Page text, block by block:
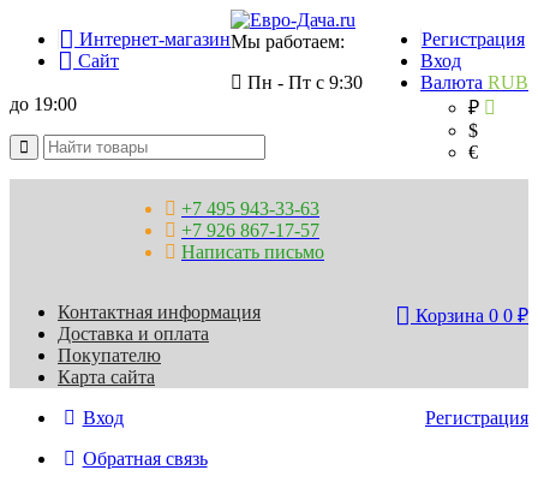
Интернет-магазин
Сайт
Регистрация
Вход
Валюта RUB
₽
$
€
Мы работаем:
Пн - Пт с 9:30
до 19:00
+7 495 943-33-63
+7 926 867-17-57
Написать письмо
Корзина 0 0 ₽
Контактная информация
Доставка и оплата
Покупателю
Карта сайта
Регистрация
Вход
Обратная связь